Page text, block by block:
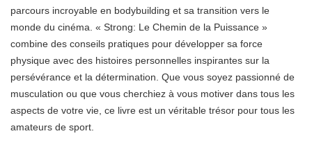
parcours incroyable en bodybuilding et sa transition vers le
monde du cinéma. « Strong: Le Chemin de la Puissance »
combine des conseils pratiques pour développer sa force
physique avec des histoires personnelles inspirantes sur la
persévérance et la détermination. Que vous soyez passionné de
musculation ou que vous cherchiez à vous motiver dans tous les
aspects de votre vie, ce livre est un véritable trésor pour tous les
amateurs de sport.